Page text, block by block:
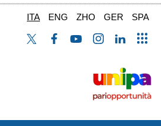
ITA ENG ZHO GER SPA